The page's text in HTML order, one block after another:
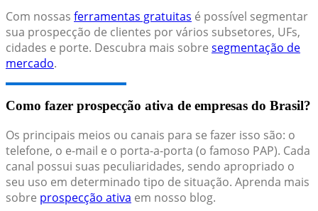
Com nossas ferramentas gratuitas é possível segmentar
sua prospecção de clientes por vários subsetores, UFs,
cidades e porte. Descubra mais sobre segmentação de
mercado.
Como fazer prospecção ativa de empresas do Brasil?
Os principais meios ou canais para se fazer isso são: o
telefone, o e-mail e o porta-a-porta (o famoso PAP). Cada
canal possui suas peculiaridades, sendo apropriado o
seu uso em determinado tipo de situação. Aprenda mais
sobre prospecção ativa em nosso blog.